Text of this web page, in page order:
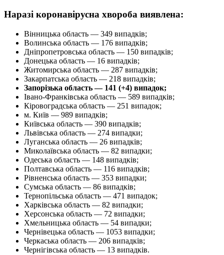
Наразі коронавірусна хвороба виявлена:
Вінницька область — 349 випадків;
Волинська область — 176 випадків;
Дніпропетровська область — 150 випадків;
Донецька область — 16 випадків;
Житомирська область — 287 випадків;
Закарпатська область — 218 випадків;
Запорізька область — 141 (+4) випадок;
Івано-Франківська область — 589 випадків;
Кіровоградська область — 251 випадок;
м. Київ — 989 випадків;
Київська область — 390 випадків;
Львівська область — 274 випадки;
Луганська область — 26 випадків;
Миколаївська область — 82 випадки;
Одеська область — 148 випадків;
Полтавська область — 116 випадків;
Рівненська область — 353 випадки;
Сумська область — 86 випадків;
Тернопільська область — 471 випадок;
Харківська область — 82 випадки;
Херсонська область — 72 випадки;
Хмельницька область — 54 випадки;
Чернівецька область — 1053 випадки;
Черкаська область — 206 випадків;
Чернігівська область — 13 випадків.